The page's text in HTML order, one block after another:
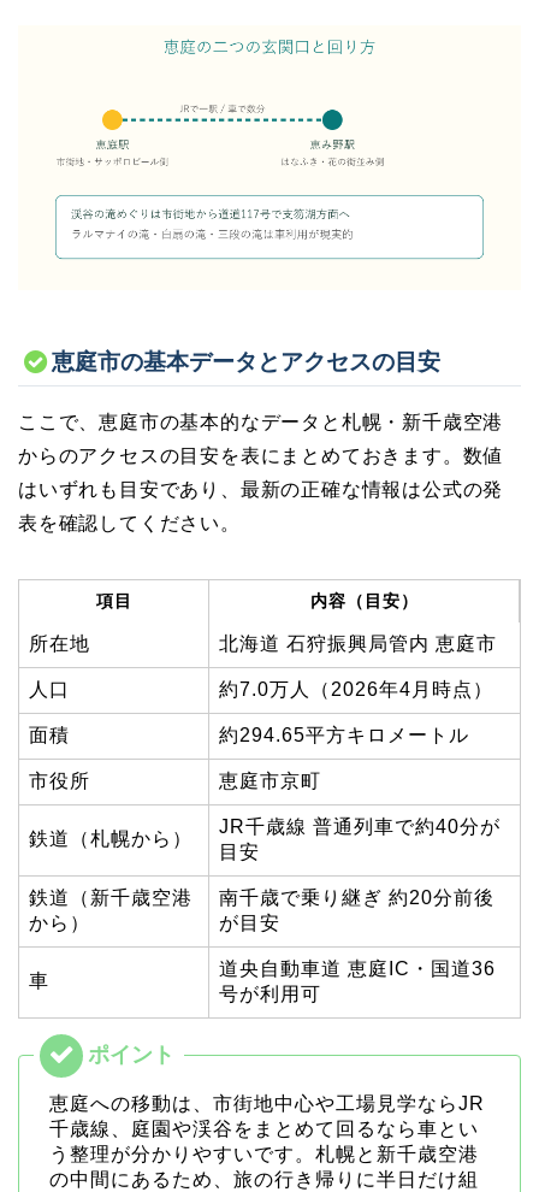
恵庭市の基本データとアクセスの目安
ここで、恵庭市の基本的なデータと札幌・新千歳空港
からのアクセスの目安を表にまとめておきます。数値
はいずれも目安であり、最新の正確な情報は公式の発
表を確認してください。
項目 内容（目安）
所在地 北海道 石狩振興局管内 恵庭市
人口 約7.0万人（2026年4月時点）
面積 約294.65平方キロメートル
市役所 恵庭市京町
鉄道（札幌から）
JR千歳線 普通列車で約40分が
目安
鉄道（新千歳空港
から）
南千歳で乗り継ぎ 約20分前後
が目安
車
道央自動車道 恵庭IC・国道36
号が利用可
恵庭への移動は、市街地中心や工場見学ならJR
千歳線、庭園や渓谷をまとめて回るなら車とい
う整理が分かりやすいです。札幌と新千歳空港
の中間にあるため、旅の行き帰りに半日だけ組